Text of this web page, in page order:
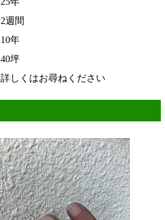
2週間
10年
40坪
詳しくはお尋ねください